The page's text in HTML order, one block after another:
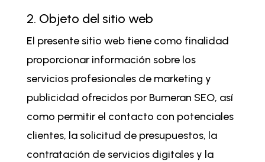
2. Objeto del sitio web
El presente sitio web tiene como finalidad
proporcionar información sobre los
servicios profesionales de marketing y
publicidad ofrecidos por Bumeran SEO, así
como permitir el contacto con potenciales
clientes, la solicitud de presupuestos, la
contratación de servicios digitales y la